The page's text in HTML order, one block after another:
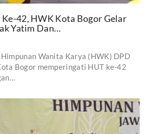
42, HWK Kota Bogor Gelar
Yatim Dan…
Wanita Karya (HWK) DPD
Bogor memperingati HUT ke-42